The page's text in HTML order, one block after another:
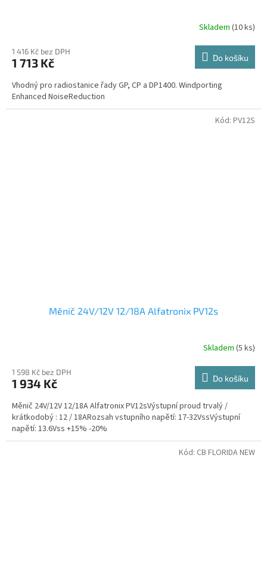
produktu
je
z
5
hvězdiček.
Skladem(10 ks)
1 416 Kč bez DPH
1 713 Kč Do košíku
Vhodný pro radiostanice řady GP, CP a DP1400. Windporting
Enhanced NoiseReduction
Měnič 24V/12V 12/18A Alfatronix PV12s
produktu
je
z
5
hvězdiček.
Skladem(5 ks)
1 598 Kč bez DPH
1 934 Kč Do košíku
Měnič 24V/12V 12/18A Alfatronix PV12sVýstupní proud trvalý /
krátkodobý : 12 / 18ARozsah vstupního napětí: 17-32VssVýstupní
napětí: 13.6Vss +15% -20%
Kód: PV12S
Kód: CB FLORIDA NEW